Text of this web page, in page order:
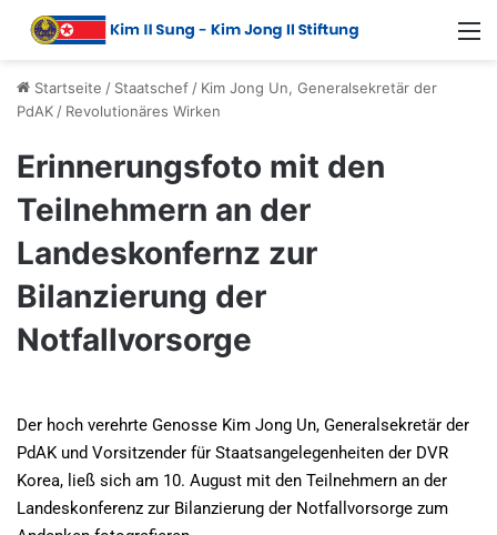
Startseite / Staatschef/ Kim Jong Un, Generalsekretär der
PdAK/ Revolutionäres Wirken
Erinnerungsfoto mit den
Teilnehmern an der
Landeskonfernz zur
Bilanzierung der
Notfallvorsorge
Der hoch verehrte Genosse Kim Jong Un, Generalsekretär der
PdAK und Vorsitzender für Staatsangelegenheiten der DVR
Korea, ließ sich am 10. August mit den Teilnehmern an der
Landeskonferenz zur Bilanzierung der Notfallvorsorge zum